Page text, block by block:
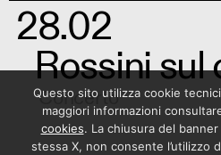
28.02
Rossini
Concerto
Questo sito utilizza cookie
maggiori informazioni
cookies. La chiusura del
stessa X, non consente l’utilizzo